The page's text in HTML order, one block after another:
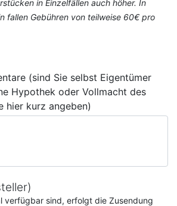
in Einzelfällen auch höher. In
fallen Gebühren von teilweise 60€ pro
(sind Sie selbst Eigentümer
Hypothek oder Vollmacht des
hier kurz angeben)
verfügbar sind, erfolgt die Zusendung